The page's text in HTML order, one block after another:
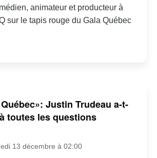
animateur et producteur à
sur le tapis rouge du Gala Québec
Justin Trudeau a-t-
toutes les questions
13 décembre à 02:00